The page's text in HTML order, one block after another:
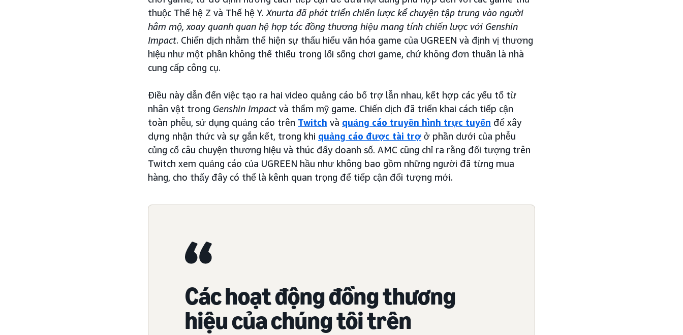
thuộc Thế hệ Z và Thế hệ Y. Xnurta đã phát triển chiến lược kể chuyện tập trung vào người
hâm mộ, xoay quanh quan hệ hợp tác đồng thương hiệu mang tính chiến lược với Genshin
Impact. Chiến dịch nhằm thể hiện sự thấu hiểu văn hóa game của UGREEN và định vị thương
hiệu như một phần không thể thiếu trong lối sống chơi game, chứ không đơn thuần là nhà
cung cấp công cụ.
Điều này dẫn đến việc tạo ra hai video quảng cáo bổ trợ lẫn nhau, kết hợp các yếu tố từ
nhân vật trong Genshin Impact và thẩm mỹ game. Chiến dịch đã triển khai cách tiếp cận
toàn phễu, sử dụng quảng cáo trên Twitch và quảng cáo truyền hình trực tuyến để xây
dựng nhận thức và sự gắn kết, trong khi quảng cáo được tài trợ ở phần dưới của phễu
củng cố câu chuyện thương hiệu và thúc đẩy doanh số. AMC cũng chỉ ra rằng đối tượng trên
Twitch xem quảng cáo của UGREEN hầu như không bao gồm những người đã từng mua
hàng, cho thấy đây có thể là kênh quan trọng để tiếp cận đối tượng mới.
Các hoạt động đồng thương
hiệu của chúng tôi trên